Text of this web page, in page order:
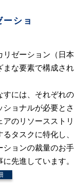
ーショ
リゼーション（日本
まな要素で構成され
すには、それぞれの
ョナルが必要とさ
のリソースストリ
タスクに特化し、
ションの裁量のお手
先進しています。